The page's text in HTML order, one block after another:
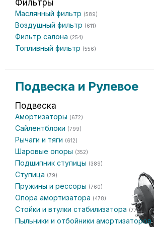
Фильтры
Маслянный фильтр (589)
Воздушный фильтр (611)
Фильтр салона (254)
Топливный фильтр (556)
Подвеска и Рулевое
Подвеска
Амортизаторы (672)
Сайлентблоки (799)
Рычаги и тяги (612)
Шаровые опоры (352)
Подшипник ступицы (389)
Ступица (79)
Пружины и рессоры (760)
Опора амортизатора (478)
Стойки и втулки стабилизатора (773)
Пыльники и отбойники амортизаторов